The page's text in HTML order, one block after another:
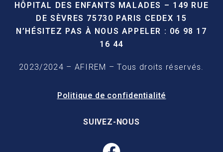
HÔPITAL DES ENFANTS MALADES – 149 RUE
DE SÈVRES 75730 PARIS CEDEX 15
N’HÉSITEZ PAS À NOUS APPELER : 06 98 17
16 44
2023/2024 – AFIREM – Tous droits réservés.
Politique de confidentialité
SUIVEZ-NOUS